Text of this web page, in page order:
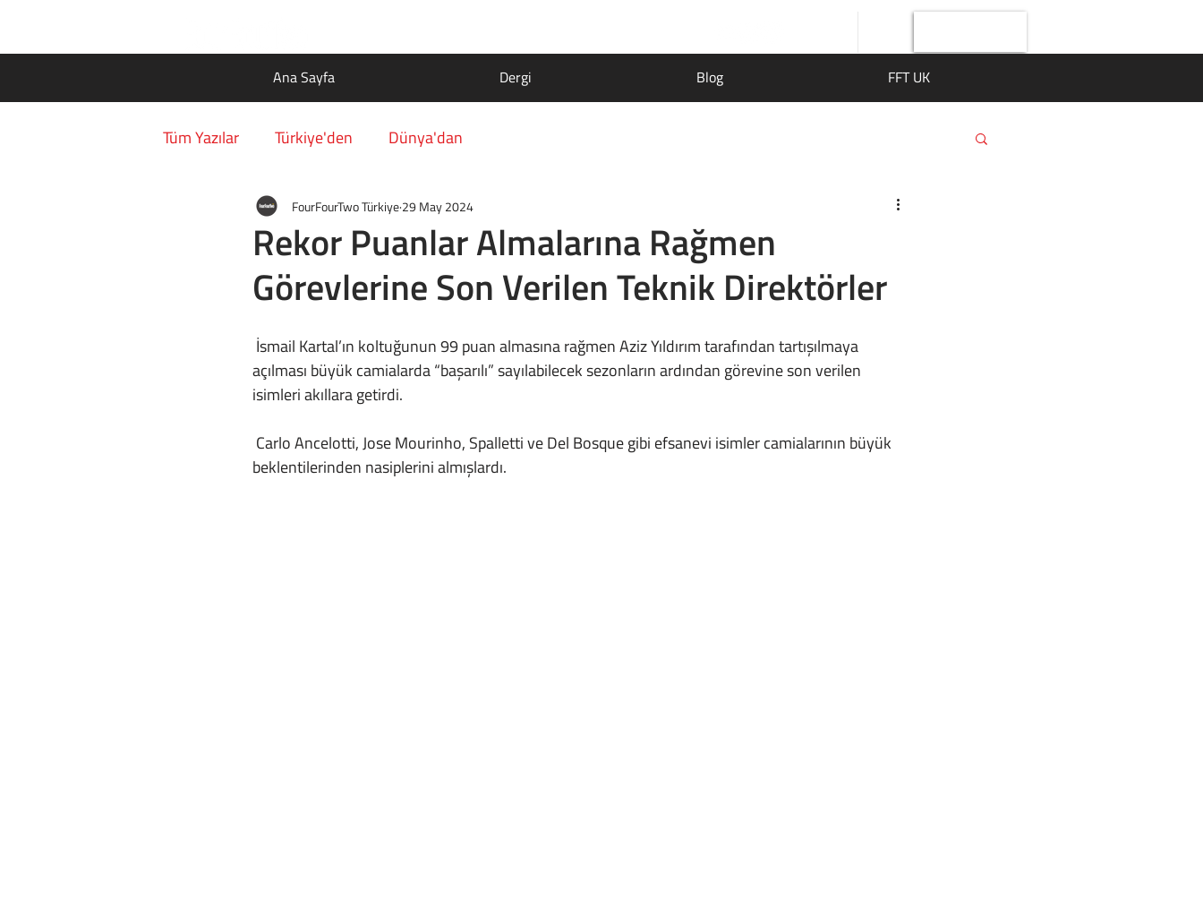
Tüm Yazılar Türkiye'den Dünya'dan
Rekor Puanlar Almalarına Rağmen
Görevlerine Son Verilen Teknik Direktörler
FourFourTwo Türkiye29 May 2024
açılması büyük camialarda “başarılı” sayılabilecek sezonların ardından görevine son verilen
isimleri akıllara getirdi.
beklentilerinden nasiplerini almışlardı.
Ana Sayfa Dergi Blog FFT UK